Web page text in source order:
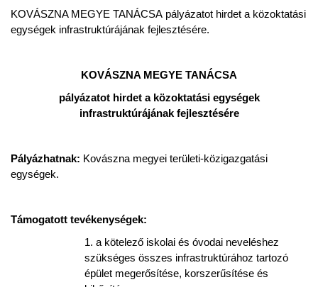
KOVÁSZNA MEGYE TANÁCSA pályázatot hirdet a közoktatási
egységek infrastruktúrájának fejlesztésére.
KOVÁSZNA MEGYE TANÁCSA
pályázatot hirdet a közoktatási egységek
infrastruktúrájának fejlesztésére
Pályázhatnak: Kovászna megyei területi-közigazgatási
egységek.
Támogatott tevékenységek:
1. a kötelező iskolai és óvodai neveléshez
szükséges összes infrastruktúrához tartozó
épület megerősítése, korszerűsítése és